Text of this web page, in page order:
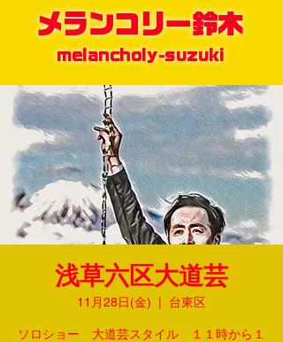
メランコリー鈴木
melancholy-suzuki
浅草六区大道芸
11月28日(金) 台東区
ソロショー 大道芸スタイル １１時から１